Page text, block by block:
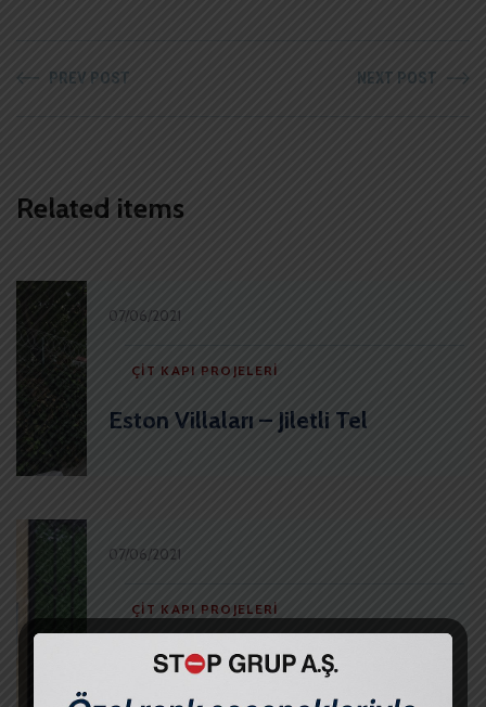
PREV POST NEXT POST
Related items
07/06/2021
ÇIT KAPI PROJELERI
Eston Villaları – Jiletli Tel
07/06/2021
ÇIT KAPI PROJELERI
Çatalca Peyzaj – Ferforje Kapı
Çim Çit